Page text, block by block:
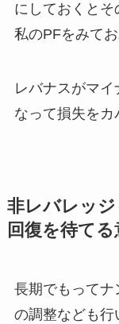
にしておくと
私のPFをみて
レバナスがマ
なって損失をカ
非レバレッ
回復を待て
長期でもって
の調整なども行